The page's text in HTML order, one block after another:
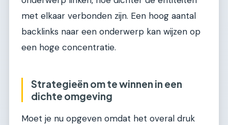
met elkaar verbonden zijn. Een hoog aantal
backlinks naar een onderwerp kan wijzen op
een hoge concentratie.
Strategieën om te winnen in een
dichte omgeving
Moet je nu opgeven omdat het overal druk